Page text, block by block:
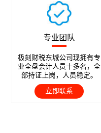
专业团队
极刻财税东城公司现拥有专
业全盘会计人员十多名，全
部持证上岗，人员稳定。
立即联系